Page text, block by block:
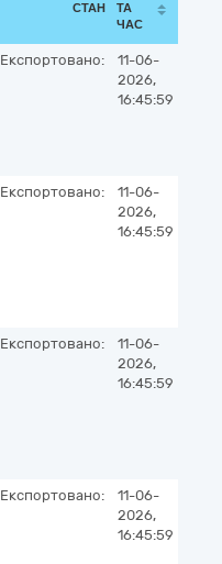
СТАН
ТА
ЧАС
Експортовано:
11-06-
2026,
16:45:59
Експортовано:
11-06-
2026,
16:45:59
Експортовано:
11-06-
2026,
16:45:59
Експортовано:
11-06-
2026,
16:45:59